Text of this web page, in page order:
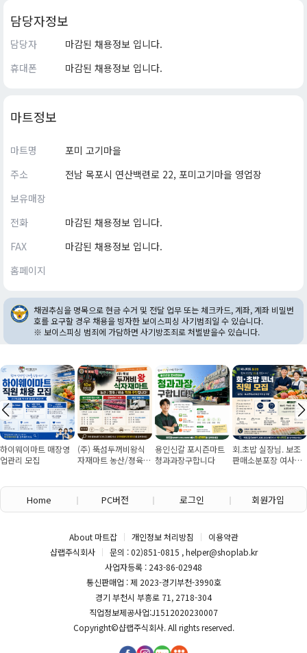
담당자정보
담당자
마감된 채용정보 입니다.
휴대폰
마감된 채용정보 입니다.
마트정보
마트명
포미 고기마을
주소
전남 목포시 연산백련로 22, 포미고기마을 영업장
보유매장
전화
마감된 채용정보 입니다.
FAX
마감된 채용정보 입니다.
홈페이지
채권추심을 명목으로 현금 수거 및 전달 업무 또는 체크카드, 계좌, 계좌 비밀번
호를 요구할 경우 채용을 빙자한 보이스피싱 사기범죄일 수 있습니다.
※ 보이스피싱 범죄에 가담하면 사기방조죄로 처벌받을수 있습니다.
하이웨이마트 매장영
업관리 모집
(주) 뚝섬두꺼비왕식
자재마트 농산/졍육/
용인신갈 포시즌마트
청과과장구합니다
회.초밥 실장님. 보조
판매소분포장 여사님
Home PC버전 로그인 회원가입
About 마트잡 개인정보 처리방침
이용약관
샵랩주식회사
문의 : 02)851-0815 , helper@shoplab.kr
사업자등록 : 243-86-02948
통신판매업 : 제 2023-경기부천-3990호
경기 부천시 부흥로 71, 2718-304
직업정보제공사업:J1512020230007
Copyright©샵랩주식회사. All rights reserved.